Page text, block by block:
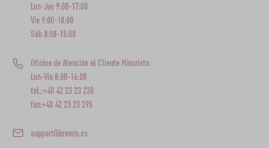
Lun-Jue 9:00-17:00
Vie 9:00-18:00
Sáb 8:00-15:00
Oficina de Atención al Cliente Minorista:
Lun-Vie 8:00-16:00
tel.:+48 42 23 23 230
fax:+48 42 23 23 295
support@browin.es